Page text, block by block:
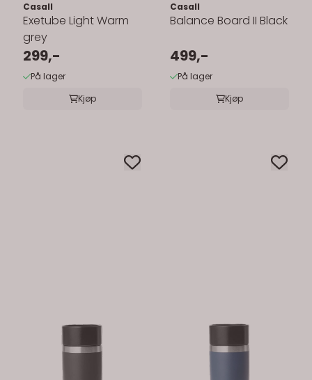
Casall
Exetube Light Warm
grey
299,-
På lager
Kjøp
Casall
Balance Board II Black
499,-
På lager
Kjøp